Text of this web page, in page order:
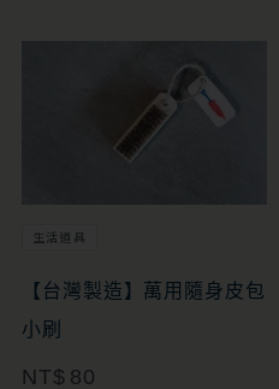
生活道具
【台灣製造】萬用隨身皮包
小刷
NT$ 80